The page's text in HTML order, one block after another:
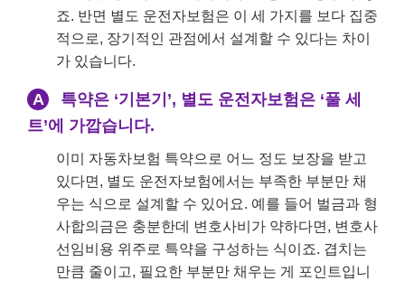
죠. 반면 별도 운전자보험은 이 세 가지를 보다 집중
적으로, 장기적인 관점에서 설계할 수 있다는 차이
가 있습니다.
A
특약은 ‘기본기’, 별도 운전자보험은 ‘풀 세
트’에 가깝습니다.
이미 자동차보험 특약으로 어느 정도 보장을 받고
있다면, 별도 운전자보험에서는 부족한 부분만 채
우는 식으로 설계할 수 있어요. 예를 들어 벌금과 형
사합의금은 충분한데 변호사비가 약하다면, 변호사
선임비용 위주로 특약을 구성하는 식이죠. 겹치는
만큼 줄이고, 필요한 부분만 채우는 게 포인트입니